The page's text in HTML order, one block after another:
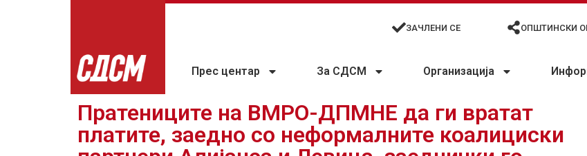
ЗАЧЛЕНИ СЕ ОПШТИНСКИ
Прес центар За СДСМ Организација
Пратениците на ВМРО-ДПМНЕ да ги вратат
платите, заедно со неформалните коалициски